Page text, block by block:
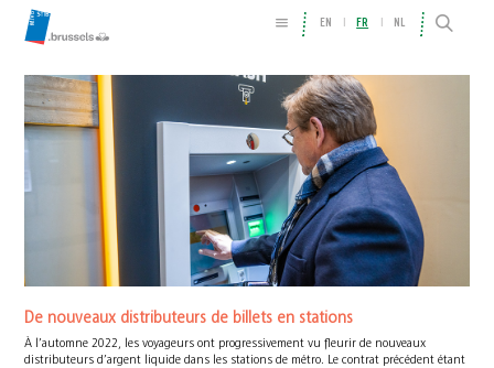
EN FR NL
De nouveaux distributeurs de billets en stations
À l’automne 2022, les voyageurs ont progressivement vu fleurir de nouveaux
distributeurs d’argent liquide dans les stations de métro. Le contrat précédent étant